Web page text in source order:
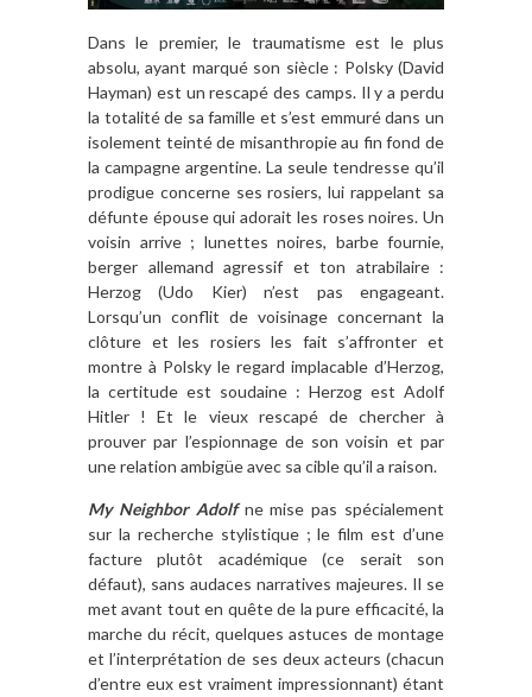
Dans le premier, le traumatisme est le plus
absolu, ayant marqué son siècle : Polsky (David
Hayman) est un rescapé des camps. Il y a perdu
la totalité de sa famille et s’est emmuré dans un
isolement teinté de misanthropie au fin fond de
la campagne argentine. La seule tendresse qu’il
prodigue concerne ses rosiers, lui rappelant sa
défunte épouse qui adorait les roses noires. Un
voisin arrive ; lunettes noires, barbe fournie,
berger allemand agressif et ton atrabilaire :
Herzog (Udo Kier) n’est pas engageant.
Lorsqu’un conflit de voisinage concernant la
clôture et les rosiers les fait s’affronter et
montre à Polsky le regard implacable d’Herzog,
la certitude est soudaine : Herzog est Adolf
Hitler ! Et le vieux rescapé de chercher à
prouver par l’espionnage de son voisin et par
une relation ambigüe avec sa cible qu’il a raison.
My Neighbor Adolfne mise pas spécialement
sur la recherche stylistique ; le film est d’une
facture plutôt académique (ce serait son
défaut), sans audaces narratives majeures. Il se
met avant tout en quête de la pure efficacité, la
marche du récit, quelques astuces de montage
et l’interprétation de ses deux acteurs (chacun
d’entre eux est vraiment impressionnant) étant